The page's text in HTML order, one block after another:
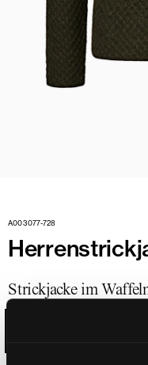
A003077-728
Strickjacke im